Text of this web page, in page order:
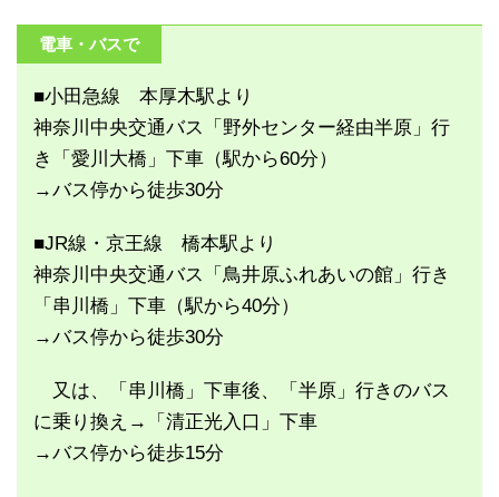
電車・バスで
■小田急線 本厚木駅より
神奈川中央交通バス「野外センター経由半原」行
き「愛川大橋」下車（駅から60分）
→バス停から徒歩30分
■JR線・京王線 橋本駅より
神奈川中央交通バス「鳥井原ふれあいの館」行き
「串川橋」下車（駅から40分）
→バス停から徒歩30分
又は、「串川橋」下車後、「半原」行きのバス
に乗り換え→「清正光入口」下車
→バス停から徒歩15分